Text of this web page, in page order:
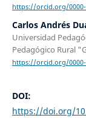
https://orcid.org/0000-
Carlos Andrés
Universidad
Pedagógico Rural
https://orcid.org/0000-
DOI:
https://doi.org/